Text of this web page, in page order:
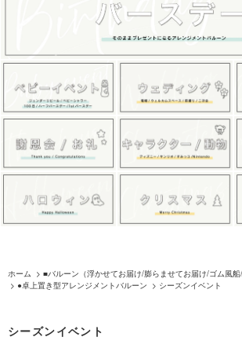
ホーム > ■バルーン（浮かせてお届け/膨らませてお届け/ゴム風船/
> ●卓上置き型アレンジメントバルーン > シーズンイベント
シーズンイベント